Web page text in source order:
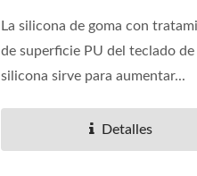
La silicona de goma con
de superficie PU del teclado de
silicona sirve para aumentar...
Detalles